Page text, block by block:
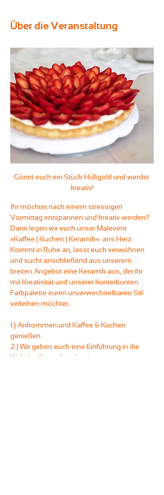
Über die Veranstaltung
Gönnt euch ein Stück Hüftgold und werdet
kreativ!
Ihr möchtet nach einem stressigen
Vormittag entspannen und kreativ werden?
Dann legen wir euch unser Malevent
»Kaffee | Kuchen | Keramik«  ans Herz.
Kommt in Ruhe an, lasst euch verwöhnen
und sucht anschließend aus unserem
breiten Angebot eine Keramik aus, der ihr
mit Kreativität und unserer kunterbunten
Farbpalette euren unverwechselbaren Stil
verleihen möchtet.
1.) Ankommen und Kaffee & Kuchen
genießen.
2.) Wir geben euch eine Einführung in die
Welt der Keramikmalerei.